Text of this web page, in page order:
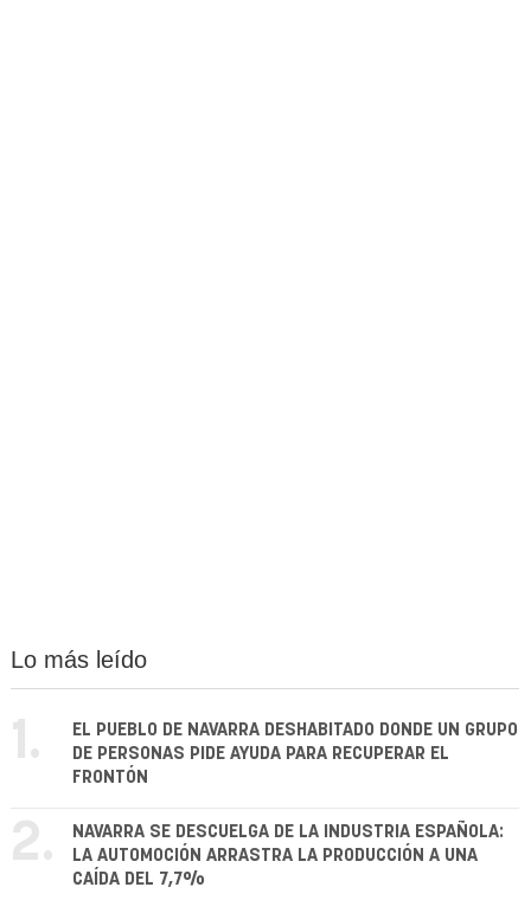
Lo más leído
1.
EL PUEBLO DE NAVARRA DESHABITADO DONDE UN GRUPO
DE PERSONAS PIDE AYUDA PARA RECUPERAR EL
FRONTÓN
2.
NAVARRA SE DESCUELGA DE LA INDUSTRIA ESPAÑOLA:
LA AUTOMOCIÓN ARRASTRA LA PRODUCCIÓN A UNA
CAÍDA DEL 7,7%